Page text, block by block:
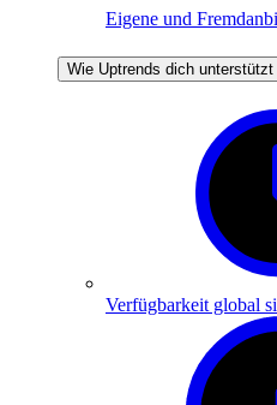
Eigene und
Wie Uptrends dich unterstützt
Verfügbarkeit global